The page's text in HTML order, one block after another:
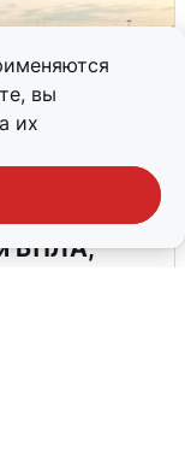
вы
их
БПЛА,